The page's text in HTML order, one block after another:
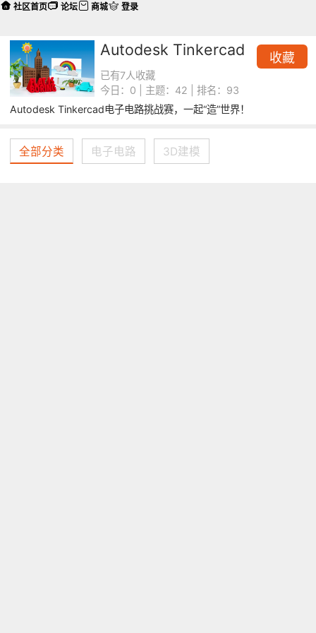
收藏
Autodesk Tinkercad
已有7人收藏
今日：0 | 主题：42 | 排名：93
Autodesk Tinkercad电子电路挑战赛，一起“造”世界！
全部分类 电子电路 3D建模
社区首页 论坛 商城 登录